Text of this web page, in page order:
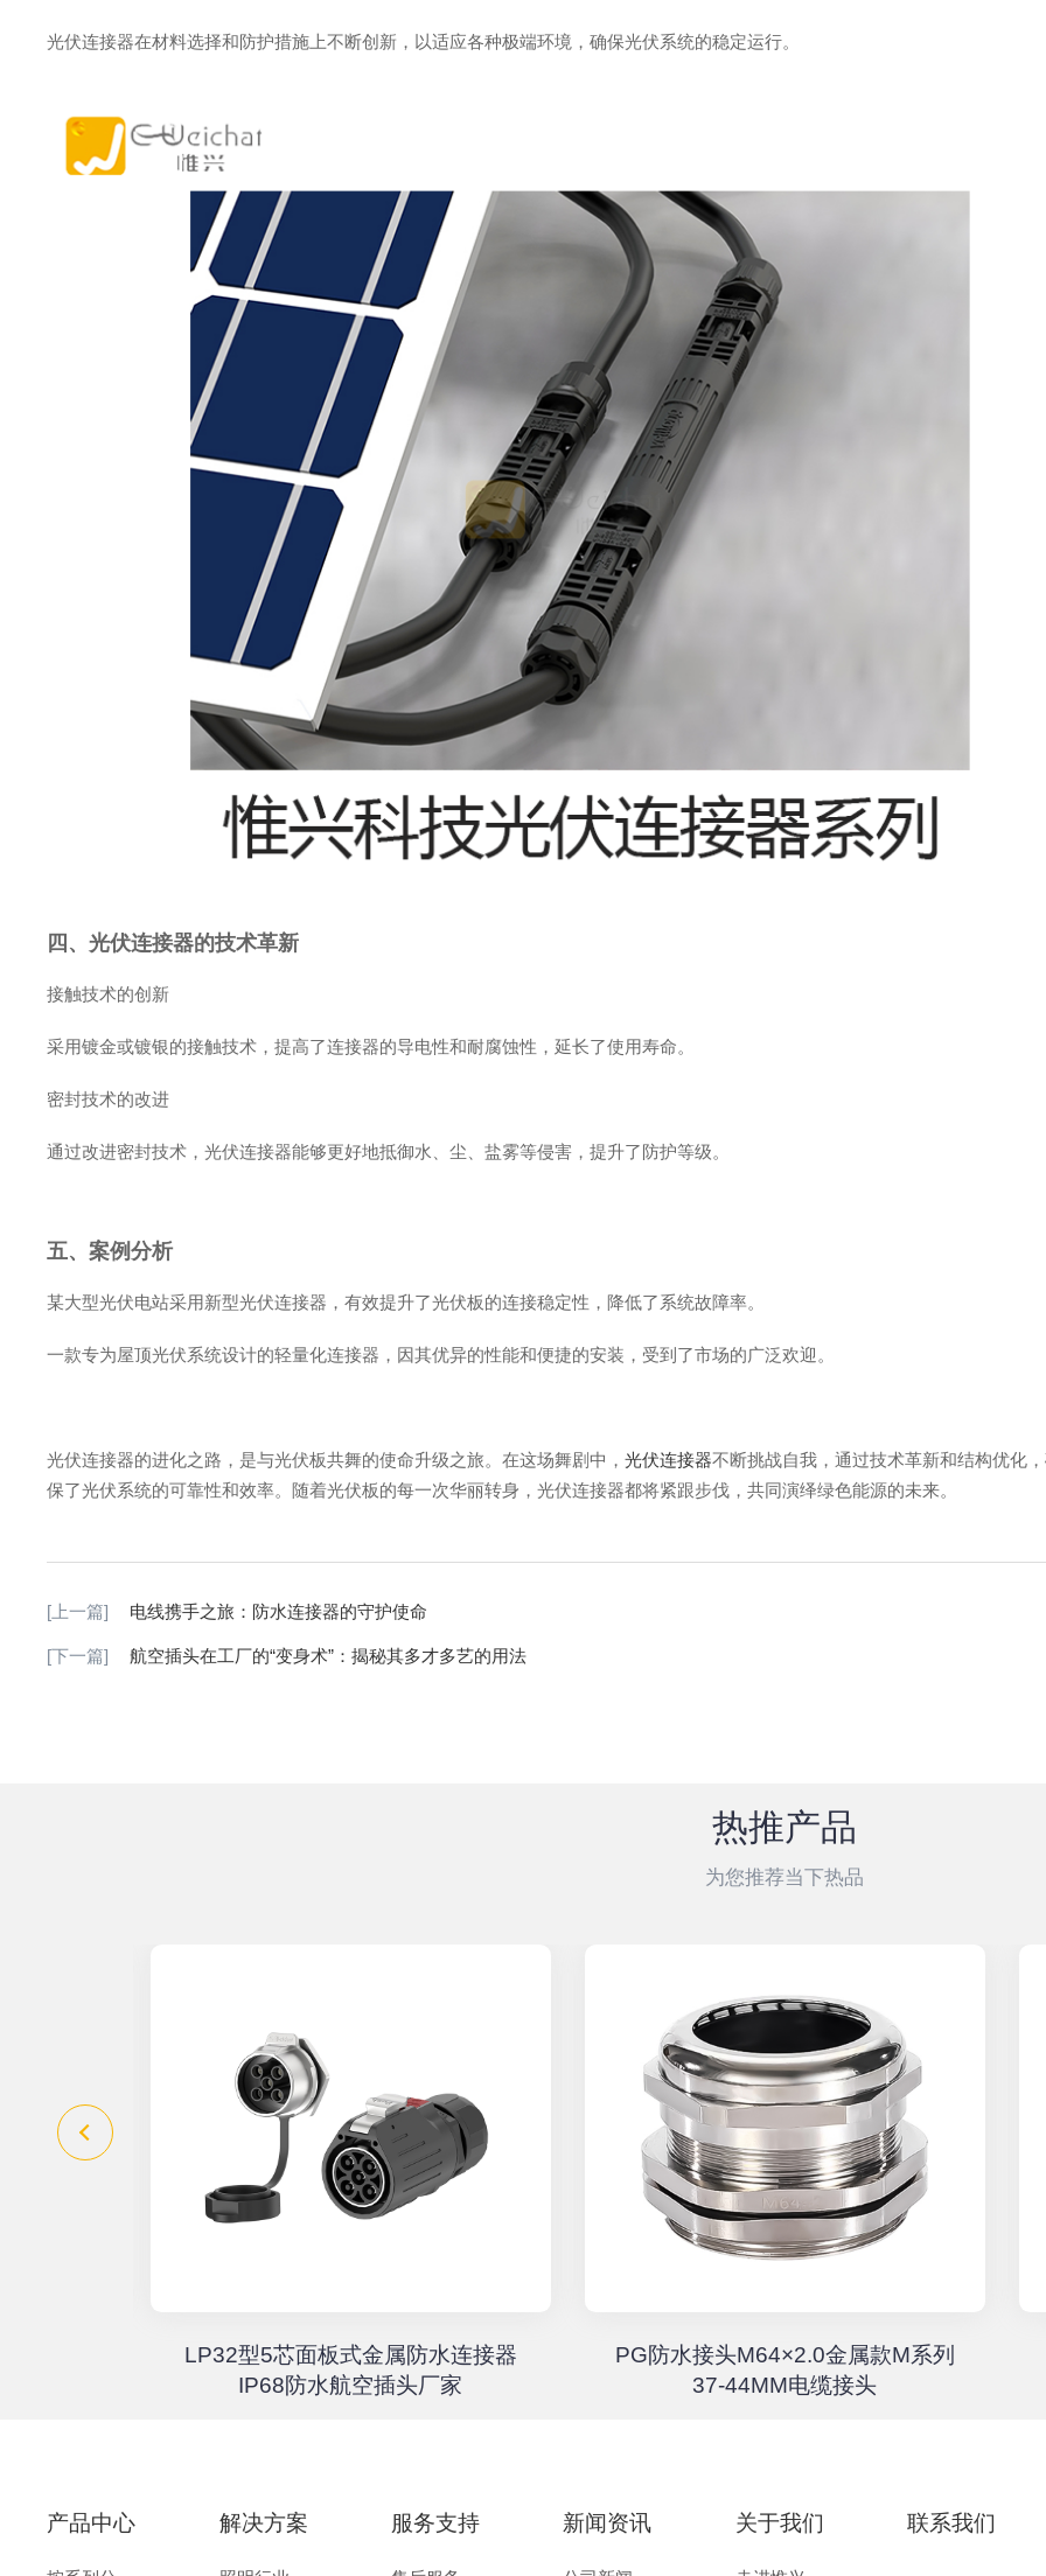
光伏连接器在材料选择和防护措施上不断创新，以适应各种极端环境，确保光伏系统的稳定运行。
四、光伏连接器的技术革新
接触技术的创新
采用镀金或镀银的接触技术，提高了连接器的导电性和耐腐蚀性，延长了使用寿命。
密封技术的改进
通过改进密封技术，光伏连接器能够更好地抵御水、尘、盐雾等侵害，提升了防护等级。
五、案例分析
某大型光伏电站采用新型光伏连接器，有效提升了光伏板的连接稳定性，降低了系统故障率。
一款专为屋顶光伏系统设计的轻量化连接器，因其优异的性能和便捷的安装，受到了市场的广泛欢迎。
光伏连接器的进化之路，是与光伏板共舞的使命升级之旅。在这场舞剧中，光伏连接器不断挑战自我，通过技术革新和结构优化
保了光伏系统的可靠性和效率。随着光伏板的每一次华丽转身，光伏连接器都将紧跟步伐，共同演绎绿色能源的未来。
[上一篇] 电线携手之旅：防水连接器的守护使命
[下一篇] 航空插头在工厂的“变身术”：揭秘其多才多艺的用法
热推产品
为您推荐当下热品
LP32型5芯面板式金属防水连接器
IP68防水航空插头厂家
PG防水接头M64×2.0金属款M系列
37-44MM电缆接头
产品中心 解决方案 服务支持 新闻资讯 关于我们 联系我们